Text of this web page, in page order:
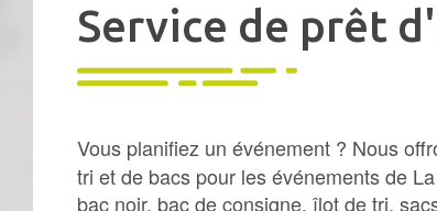
Service de prêt
Vous planifiez un événement ? Nous
tri et de bacs pour les événements de
bac noir, bac de consigne, îlot de tri,